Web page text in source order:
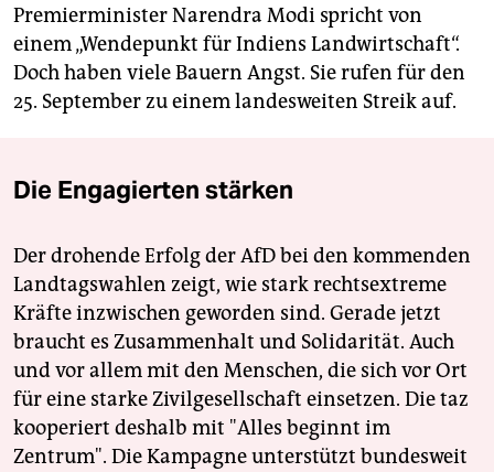
Premierminister Narendra Modi spricht von
einem „Wendepunkt für Indiens Landwirtschaft“.
Doch haben viele Bauern Angst. Sie rufen für den
25. September zu einem landesweiten Streik auf.
Die Engagierten stärken
Der drohende Erfolg der AfD bei den kommenden
Landtagswahlen zeigt, wie stark rechtsextreme
Kräfte inzwischen geworden sind. Gerade jetzt
braucht es Zusammenhalt und Solidarität. Auch
und vor allem mit den Menschen, die sich vor Ort
für eine starke Zivilgesellschaft einsetzen. Die taz
kooperiert deshalb mit "Alles beginnt im
Zentrum". Die Kampagne unterstützt bundesweit